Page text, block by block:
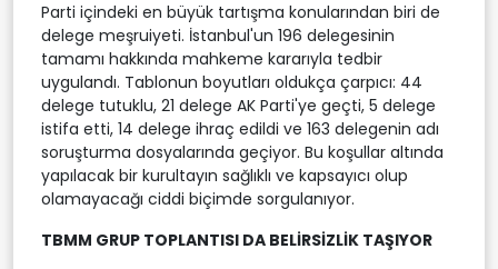
Parti içindeki en büyük tartışma konularından biri de
delege meşruiyeti. İstanbul'un 196 delegesinin
tamamı hakkında mahkeme kararıyla tedbir
uygulandı. Tablonun boyutları oldukça çarpıcı: 44
delege tutuklu, 21 delege AK Parti'ye geçti, 5 delege
istifa etti, 14 delege ihraç edildi ve 163 delegenin adı
soruşturma dosyalarında geçiyor. Bu koşullar altında
yapılacak bir kurultayın sağlıklı ve kapsayıcı olup
olamayacağı ciddi biçimde sorgulanıyor.
TBMM GRUP TOPLANTISI DA BELİRSİZLİK TAŞIYOR